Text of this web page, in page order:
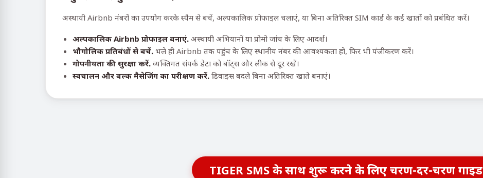
अस्थायी Airbnb नंबरों का उपयोग करके स्पैम से बचें, अल्पकालिक प्रोफाइल चलाएं, या बिना अतिरिक्त SIM कार्ड के कई खातों को प्रबंधित करें।
अल्पकालिक Airbnb प्रोफाइल बनाएं. अस्थायी अभियानों या प्रोमो जांच के लिए आदर्श।
भौगोलिक प्रतिबंधों से बचें. भले ही Airbnb तक पहुंच के लिए स्थानीय नंबर की आवश्यकता हो, फिर भी पंजीकरण करें।
गोपनीयता की सुरक्षा करें. व्यक्तिगत संपर्क डेटा को बॉट्स और लीक से दूर रखें।
स्वचालन और बल्क मैसेजिंग का परीक्षण करें. डिवाइस बदले बिना अतिरिक्त खाते बनाएं।
TIGER SMS के साथ शुरू करने के लिए चरण-दर-चरण गाइड